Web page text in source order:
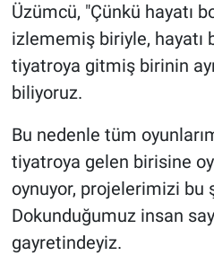
Üzümcü, "Çünkü hayatı
izlememiş biriyle, hayatı
tiyatroya gitmiş birinin
biliyoruz.
Bu nedenle tüm
tiyatroya gelen birisine
oynuyor, projelerimizi bu
Dokunduğumuz insan
gayretindeyiz.